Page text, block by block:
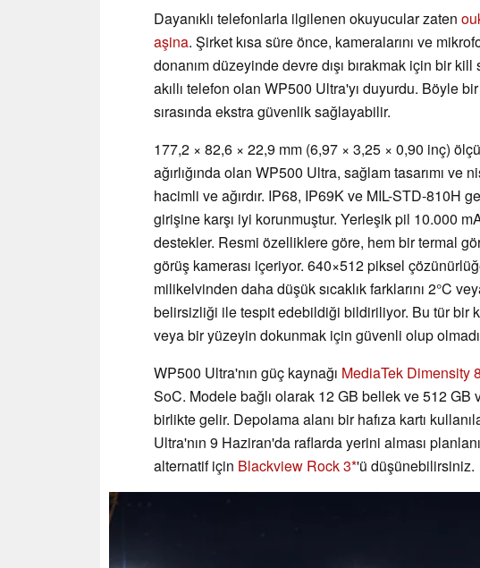
Dayanıklı telefonlarla ilgilenen okuyucular zaten
aşina. Şirket kısa süre önce, kameralarını ve
donanım düzeyinde devre dışı bırakmak için bir
akıllı telefon olan WP500 Ultra'yı duyurdu. Böyle
sırasında ekstra güvenlik sağlayabilir.
177,2 × 82,6 × 22,9 mm (6,97 × 3,25 × 0,90 inç)
ağırlığında olan WP500 Ultra, sağlam tasarımı
hacimli ve ağırdır. IP68, IP69K ve MIL-STD-810H
girişine karşı iyi korunmuştur. Yerleşik pil 10.000
destekler. Resmi özelliklere göre, hem bir termal
görüş kamerası içeriyor. 640×512 piksel
milikelvinden daha düşük sıcaklık farklarını 2°C
belirsizliği ile tespit edebildiği bildiriliyor. Bu tür bir
veya bir yüzeyin dokunmak için güvenli olup
WP500 Ultra'nın güç kaynağı MediaTek Dimensity
SoC. Modele bağlı olarak 12 GB bellek ve 512
birlikte gelir. Depolama alanı bir hafıza kartı
Ultra'nın 9 Haziran'da raflarda yerini alması
alternatif için Blackview Rock 3 'ü düşünebilirsiniz.